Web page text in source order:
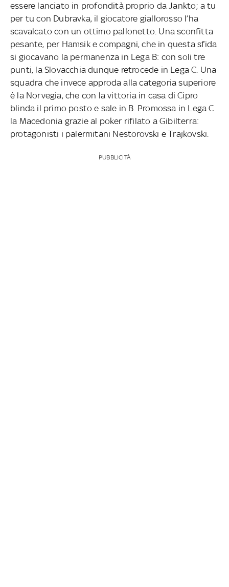
essere lanciato in profondità proprio da Jankto; a tu
per tu con Dubravka, il giocatore giallorosso l’ha
scavalcato con un ottimo pallonetto. Una sconfitta
pesante, per Hamsik e compagni, che in questa sfida
si giocavano la permanenza in Lega B: con soli tre
punti, la Slovacchia dunque retrocede in Lega C. Una
squadra che invece approda alla categoria superiore
è la Norvegia, che con la vittoria in casa di Cipro
blinda il primo posto e sale in B. Promossa in Lega C
la Macedonia grazie al poker rifilato a Gibilterra:
protagonisti i palermitani Nestorovski e Trajkovski.
PUBBLICITÀ